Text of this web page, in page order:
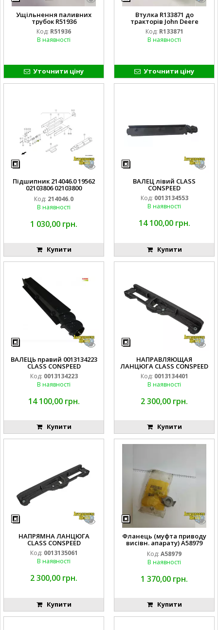
Ущільнення паливних
трубок R51936
Код: R51936
В наявності
Уточнити ціну
Втулка R133871 до
тракторів John Deere
Код: R133871
В наявності
Уточнити ціну
Підшипник 214046.0 19562
02103806 02103800
0002140460
Код: 214046.0
В наявності
1 030,00 грн.
Купити
ВАЛЕЦ лівий CLASS
CONSPEED
Код: 0013134553
В наявності
14 100,00 грн.
Купити
ВАЛЕЦЬ правий 0013134223
CLASS CONSPEED
Код: 0013134223
В наявності
14 100,00 грн.
Купити
НАПРАВЛЯЮЩАЯ
ЛАНЦЮГА CLASS CONSPEED
Код: 0013134401
В наявності
2 300,00 грн.
Купити
НАПРЯМНА ЛАНЦЮГА
CLASS CONSPEED
Код: 0013135061
В наявності
2 300,00 грн.
Купити
Фланець (муфта приводу
висівн. апарату) A58979
JD1910
Код: A58979
В наявності
1 370,00 грн.
Купити